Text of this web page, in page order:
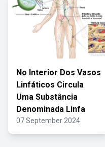
No Interior Dos Vasos
Linfáticos Circula
Uma Substância
Denominada Linfa
07 September 2024